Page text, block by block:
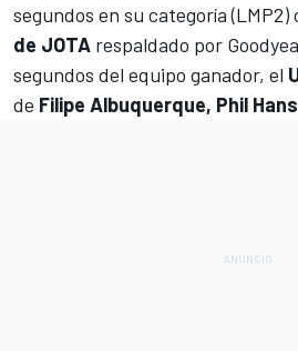
segundos en su categoría (LMP2)
de JOTA respaldado por
segundos del equipo ganador, el
de Filipe Albuquerque, Phil